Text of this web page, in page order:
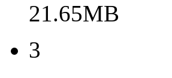
21.65MB
3